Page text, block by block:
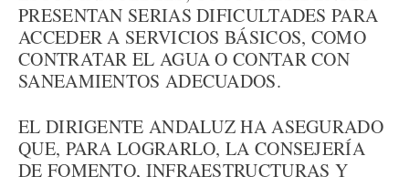
PRESENTAN SERIAS DIFICULTADES PARA
ACCEDER A SERVICIOS BÁSICOS, COMO
CONTRATAR EL AGUA O CONTAR CON
SANEAMIENTOS ADECUADOS.
EL DIRIGENTE ANDALUZ HA ASEGURADO
QUE, PARA LOGRARLO, LA CONSEJERÍA
DE FOMENTO, INFRAESTRUCTURAS Y